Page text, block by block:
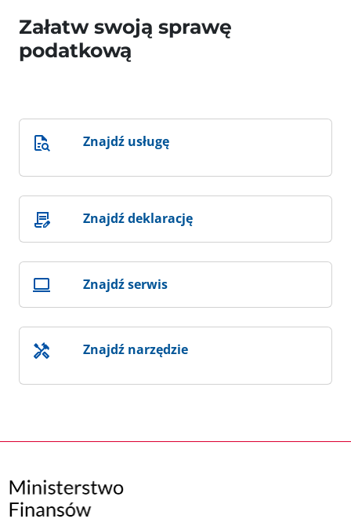
Załatw swoją sprawę
podatkową
Znajdź usługę
Znajdź deklarację
Znajdź serwis
Znajdź narzędzie